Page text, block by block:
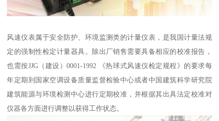
风速仪表属于安全防护、环境监测类的计量仪表，是我国计量法规
定的强制性检定计量器具。除出厂销售需要具备相应的校准报告，
也需按JJG（建设）0001-1992 《热球式风速仪检定规程》的要求每
年定期到国家空调设备质量监督检验中心或者中国建筑科学研究院
建筑能源与环境检测中心进行定期校准，并根据其出具法定校准对
仪器各方面进行调整以获得工作状态。